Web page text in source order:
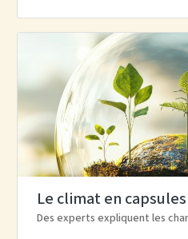
Le climat en capsules
Des experts expliquent les